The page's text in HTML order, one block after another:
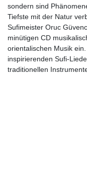
sondern sind
Tiefste mit der Natur
Sufimeister Oruc
minütigen CD
orientalischen Musik
inspirierenden Sufi-
traditionellen